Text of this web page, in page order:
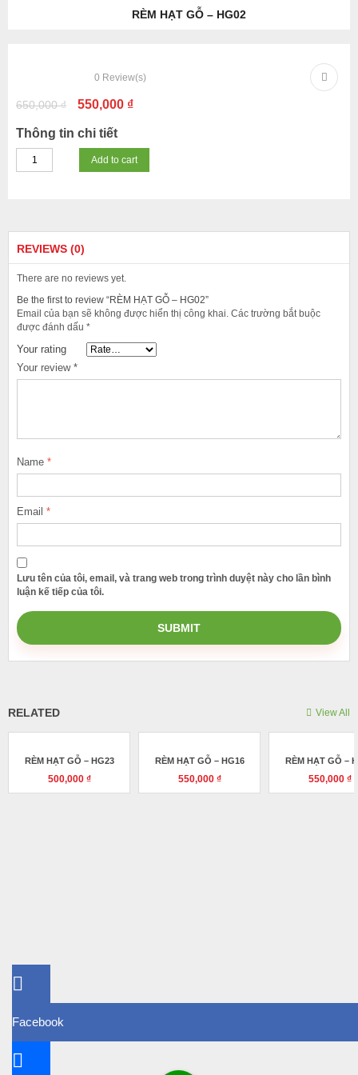
RÈM HẠT GỖ – HG02
0 Review(s)
650,000₫ 550,000 ₫
Thông tin chi tiết
Add to cart
REVIEWS (0)
There are no reviews yet.
Be the first to review “RÈM HẠT GỖ – HG02”
Email của bạn sẽ không được hiển thị công khai. Các trường bắt buộc
được đánh dấu *
Your rating
Your review *
Name *
Email *
Lưu tên của tôi, email, và trang web trong trình duyệt này cho lần bình
luận kế tiếp của tôi.
RELATED View All
RÈM HẠT GỖ – HG23
500,000 ₫
RÈM HẠT GỖ – HG16
550,000 ₫
RÈM HẠT GỖ –
550,000 ₫
Facebook